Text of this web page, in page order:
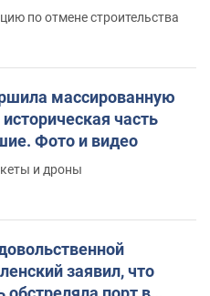
по отмене строительства
массированную
часть
Фото и видео
и дроны
заявил, что